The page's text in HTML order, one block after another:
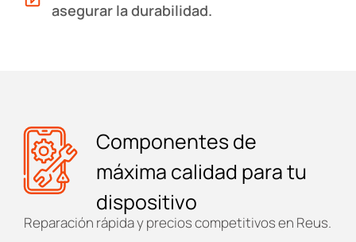
asegurar la durabilidad.
Componentes de
máxima calidad para tu
dispositivo
Reparación rápida y precios competitivos en Reus.